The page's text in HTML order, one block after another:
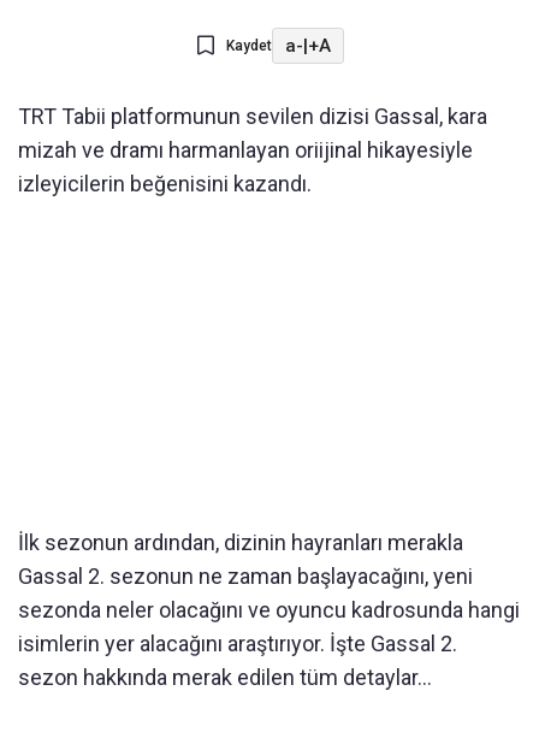
Kaydet a-|+A
TRT Tabii platformunun sevilen dizisi Gassal, kara
mizah ve dramı harmanlayan oriijinal hikayesiyle
izleyicilerin beğenisini kazandı.
İlk sezonun ardından, dizinin hayranları merakla
Gassal 2. sezonun ne zaman başlayacağını, yeni
sezonda neler olacağını ve oyuncu kadrosunda hangi
isimlerin yer alacağını araştırıyor. İşte Gassal 2.
sezon hakkında merak edilen tüm detaylar...